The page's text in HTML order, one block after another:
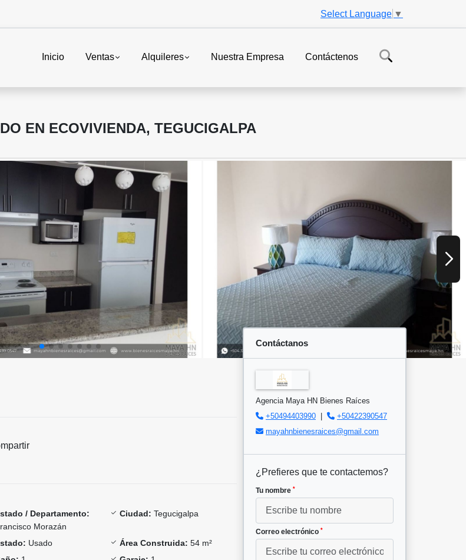
Select Language ▼
Inicio Ventas Alquileres Nuestra Empresa Contáctenos
EN ECOVIVIENDA, TEGUCIGALPA
/ Departamento:
Morazán
Ciudad: Tegucigalpa
Usado Área Construida: 54 m²
Contáctanos
Agencia Maya HN Bienes Raíces
+50494403990
+50422390547
mayahnbienesraices@gmail.com
¿Prefieres que te contactemos?
Tu nombre *
Correo electrónico *